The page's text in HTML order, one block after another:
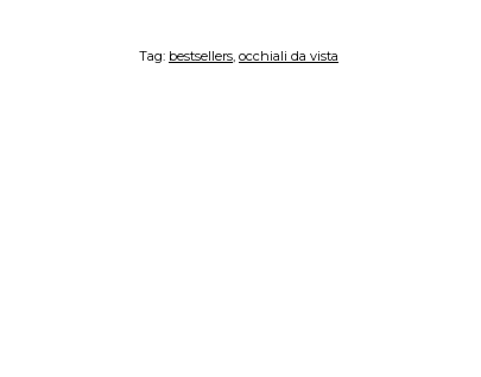
Tag: bestsellers occhiali da vista